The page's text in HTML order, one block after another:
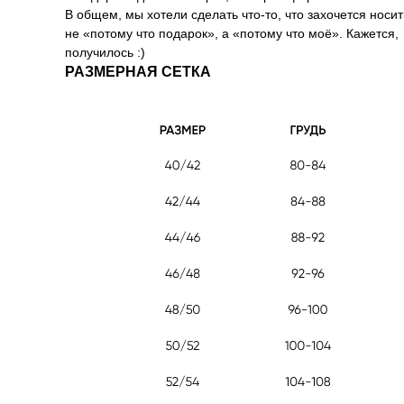
В общем, мы хотели сделать что-то, что захочется
не «потому что подарок», а «потому что моё». Кажется,
получилось :)
РАЗМЕРНАЯ СЕТКА